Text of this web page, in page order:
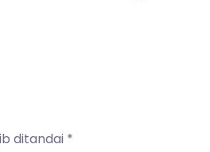
ditandai *